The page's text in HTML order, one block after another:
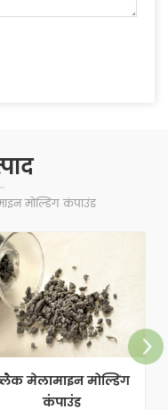
मोल्डिंग कंपाउंड
मेलामाइन मोल्डिंग
कंपाउंड